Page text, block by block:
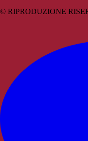
© RIPRODUZIONE